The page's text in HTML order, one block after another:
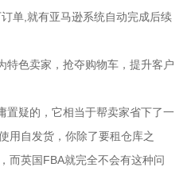
单,就有亚马逊系统自动完成后续
特色卖家，抢夺购物车，提升客户
置疑的，它相当于帮卖家省下了一
用自发货，你除了要租仓库之
而英国FBA就完全不会有这种问